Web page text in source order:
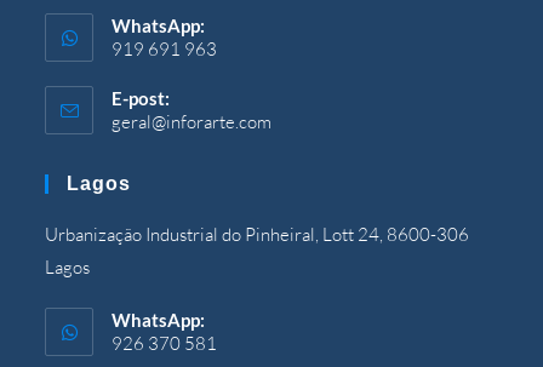
WhatsApp:
919 691 963
E-post:
geral@inforarte.com
Lagos
Urbanização Industrial do Pinheiral, Lott 24, 8600-306
Lagos
WhatsApp:
926 370 581